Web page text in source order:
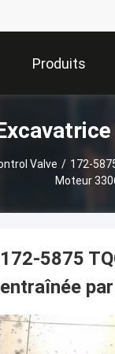
Produits
Valve / 172-
Moteur
172-5875
entraînée